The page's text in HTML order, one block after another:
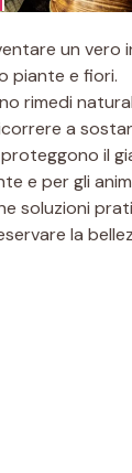
un vero
piante e fiori.
rimedi
a
il
e per gli
soluzioni
la